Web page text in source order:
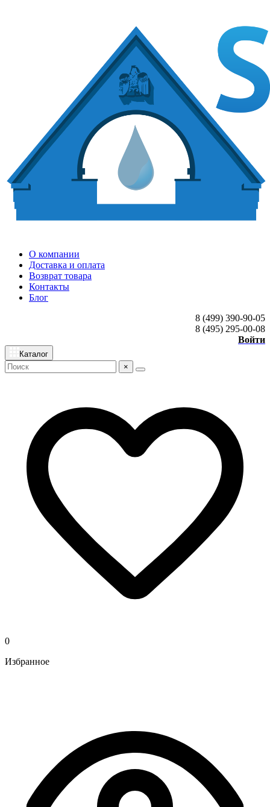
О компании
Доставка и оплата
Возврат товара
Контакты
Блог
8 (499) 390-90-05
8 (495) 295-00-08
Войти
Каталог
×
0
Избранное